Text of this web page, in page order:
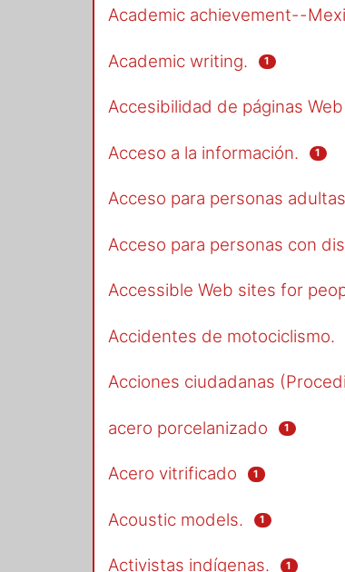
Academic achievement--
Academic writing. 1
Accesibilidad de páginas
Acceso a la información. 1
Acceso para personas
Acceso para personas con
Accessible Web sites for
Accidentes de motociclismo.
Acciones ciudadanas
acero porcelanizado 1
Acero vitrificado 1
Acoustic models. 1
Activistas indígenas. 1